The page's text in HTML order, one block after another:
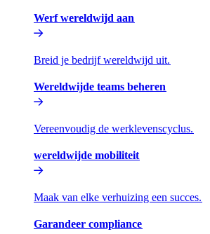
Werf wereldwijd aan​​
Breid je bedrijf wereldwijd uit.​​
Wereldwijde teams beheren​​
Vereenvoudig de werklevenscyclus.​​
wereldwijde mobiliteit​​
Maak van elke verhuizing een succes.​​
Garandeer compliance​​